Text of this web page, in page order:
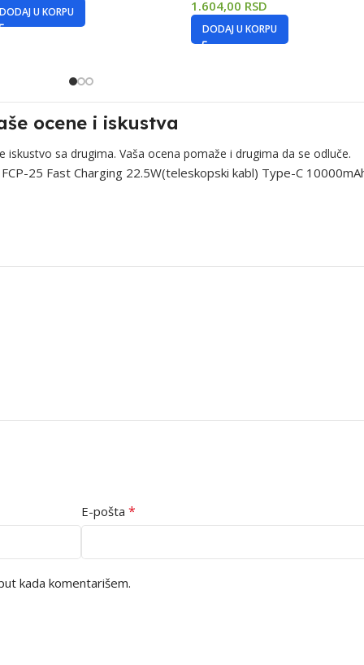
DODAJ U KORPU
1.604,00 RSD
DODAJ U KORPU
ocene i iskustva
sa drugima. Vaša ocena pomaže i drugima da se odluče.
25 Fast Charging 22.5W(teleskopski kabl) Type-C
E-pošta *
kada komentarišem.